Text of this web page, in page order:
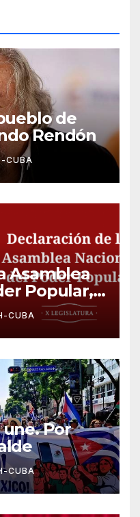
de
Rendón
CUBA
Asamblea
Popular,
y
al pueblo
CUBA
Por
CUBA